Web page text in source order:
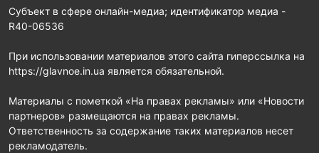
Субъект в сфере онлайн-медиа; идентификатор медиа -
R40-06536
При использовании материалов этого сайта гиперссылка на
https://glavnoe.in.ua является обязательной.
Материалы с пометкой «На правах рекламы» или «Новости
партнеров» размещаются на правах рекламы.
Ответственность за содержание таких материалов несет
рекламодатель.